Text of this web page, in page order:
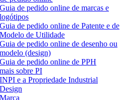
Guia de pedido online de marcas e
logótipos
Guia de pedido online de Patente e de
Modelo de Utilidade
Guia de pedido online de desenho ou
modelo (design)
Guia de pedido online de PPH
sobre PI
INPI e a Propriedade Industrial
Design
Marca